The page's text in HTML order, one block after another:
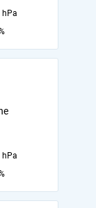
hPa
hPa